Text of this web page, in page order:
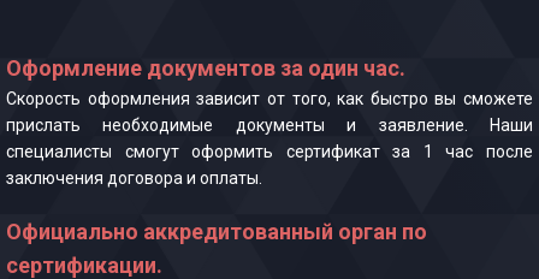
Оформление документов за один час.
Скорость оформления зависит от того, как быстро вы сможете
прислать необходимые документы и заявление. Наши
специалисты смогут оформить сертификат за 1 час после
заключения договора и оплаты.
Официально аккредитованный орган по
сертификации.